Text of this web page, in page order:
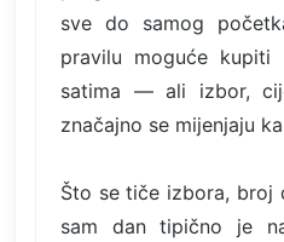
sve do samog
pravilu moguće kupiti
satima — ali izbor,
značajno se mijenjaju
Što se tiče izbora, broj
sam dan tipično je